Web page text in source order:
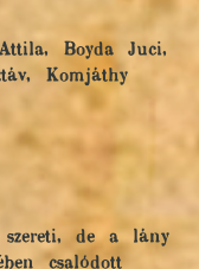
Boyda Juci,
Komjáthy
de a lány
csalódott